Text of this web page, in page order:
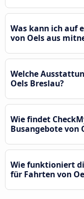
Was kann ich auf
von Oels aus
Welche
Oels Breslau?
Wie findet
Busangebote von
Wie funktioniert
für Fahrten von